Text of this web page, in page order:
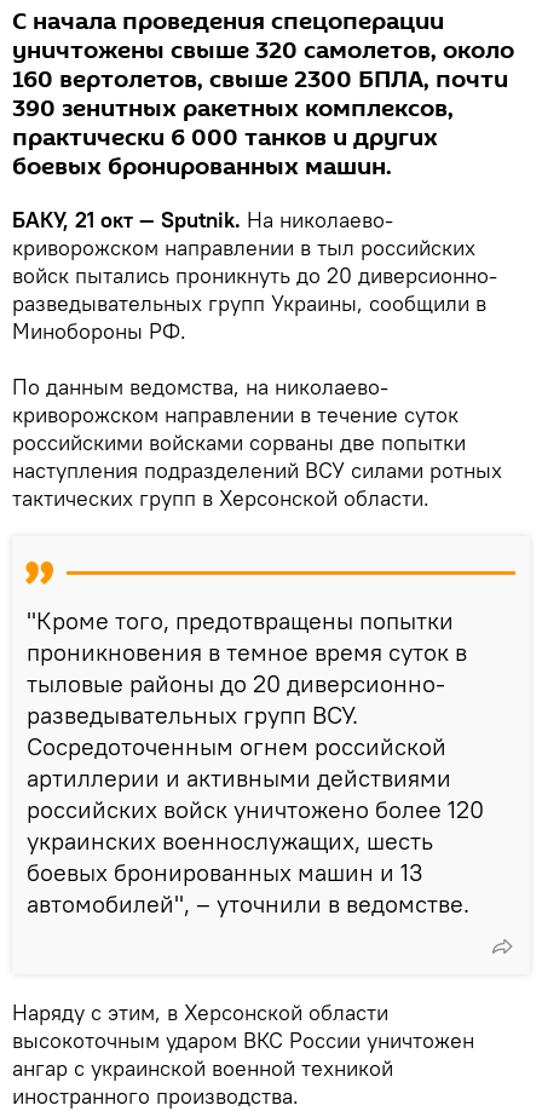
С начала проведения спецоперации
уничтожены свыше 320 самолетов, около
160 вертолетов, свыше 2300 БПЛА, почти
390 зенитных ракетных комплексов,
практически 6 000 танков и других
боевых бронированных машин.
БАКУ, 21 окт — Sputnik. На николаево-
криворожском направлении в тыл российских
войск пытались проникнуть до 20 диверсионно-
разведывательных групп Украины, сообщили в
Минобороны РФ.
По данным ведомства, на николаево-
криворожском направлении в течение суток
российскими войсками сорваны две попытки
наступления подразделений ВСУ силами ротных
тактических групп в Херсонской области.
"Кроме того, предотвращены попытки
проникновения в темное время суток в
тыловые районы до 20 диверсионно-
разведывательных групп ВСУ.
Сосредоточенным огнем российской
артиллерии и активными действиями
российских войск уничтожено более 120
украинских военнослужащих, шесть
боевых бронированных машин и 13
автомобилей", – уточнили в ведомстве.
Наряду с этим, в Херсонской области
высокоточным ударом ВКС России уничтожен
ангар с украинской военной техникой
иностранного производства.